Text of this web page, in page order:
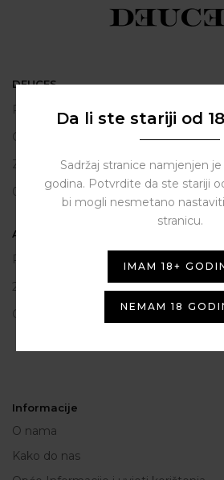
DEUCES
Polačišće 2
City Gallery
Zadar
098 163 2222
ASSIST HUB d.o.o.
Put vrljuge 13
23206 Sukošan
OIB: 80250945864
Informacije
O nama
Kako do nas
Da li ste stariji od
Sadržaj stranice namjenjen
godina. Potvrdite da ste stariji
bi mogli nesmetano
stranicu.
IMAM 18+
NEMAM 18